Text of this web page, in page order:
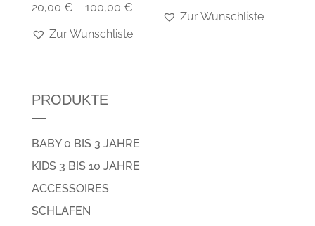
20,00 € – 100,00 €
Zur Wunschliste
Zur Wunschliste
PRODUKTE
BABY 0 BIS 3 JAHRE
KIDS 3 BIS 10 JAHRE
ACCESSOIRES
SCHLAFEN